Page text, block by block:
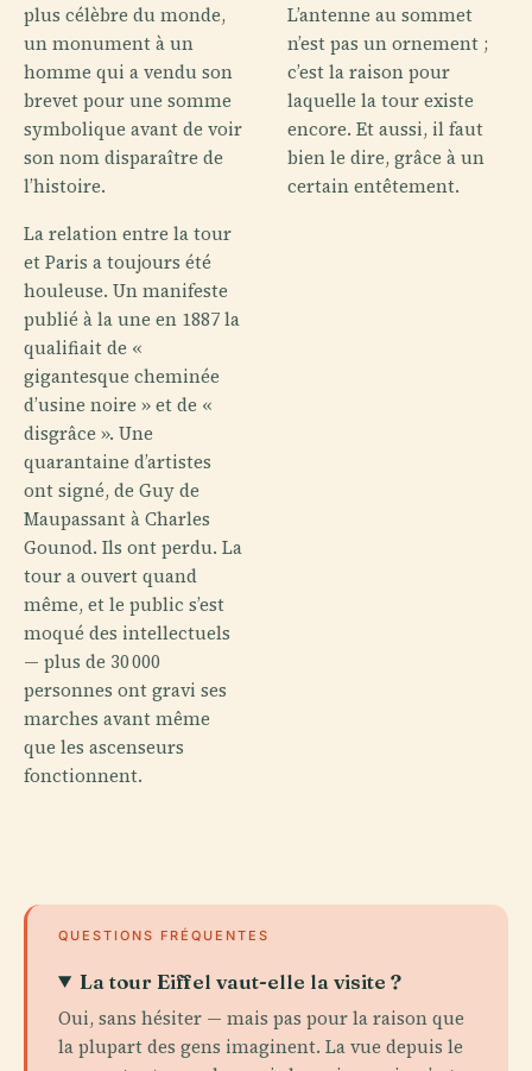
plus célèbre du monde,
un monument à un
homme qui a vendu son
brevet pour une somme
symbolique avant de voir
son nom disparaître de
l’histoire.
La relation entre la tour
et Paris a toujours été
houleuse. Un manifeste
publié à la une en 1887 la
qualifiait de «
gigantesque cheminée
d’usine noire » et de «
disgrâce ». Une
quarantaine d’artistes
ont signé, de Guy de
Maupassant à Charles
Gounod. Ils ont perdu. La
tour a ouvert quand
même, et le public s’est
moqué des intellectuels
— plus de 30 000
personnes ont gravi ses
marches avant même
que les ascenseurs
fonctionnent.
L’antenne au sommet
n’est pas un ornement ;
c’est la raison pour
laquelle la tour existe
encore. Et aussi, il faut
bien le dire, grâce à un
certain entêtement.
QUESTIONS FRÉQUENTES
La tour Eiffel vaut-elle la visite ?
Oui, sans hésiter — mais pas pour la raison que
la plupart des gens imaginent. La vue depuis le